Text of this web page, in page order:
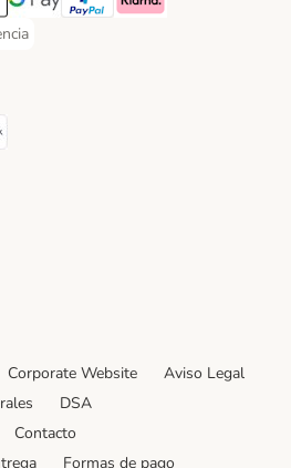
Payment Method
Payment Method
Google Pay Payment Method
PayPal Payment Method
Klarna Payment Method
Payment Method
Method
Shipping Method
paack Shipping Method
Corporate Website
Aviso Legal
DSA
Contacto
Formas de pago